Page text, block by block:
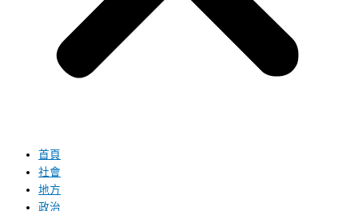
首頁
社會
地方
政治